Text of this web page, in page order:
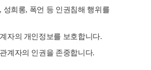
성희롱, 폭언 등 인권침해 행위를
자의 개인정보를 보호합니다.
계자의 인권을 존중합니다.